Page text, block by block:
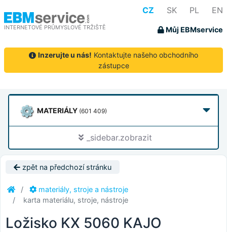
INTERNETOVÉ PRŮMYSLOVÉ TRŽIŠTĚ
CZ SK PL EN
Můj EBMservice
Inzerujte u nás! Kontaktujte našeho obchodního
zástupce
MATERIÁLY (601 409)
_sidebar.zobrazit
zpět na předchozí stránku
materiály, stroje a nástroje
karta materiálu, stroje, nástroje
Ložisko KX 5060 KAJO